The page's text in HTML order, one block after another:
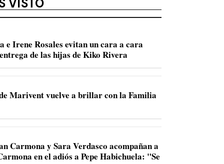
VISTO
e Irene Rosales evitan un cara a cara
de las hijas de Kiko Rivera
Marivent vuelve a brillar con la Familia
Carmona y Sara Verdasco acompañan a
en el adiós a Pepe Habichuela: "Se